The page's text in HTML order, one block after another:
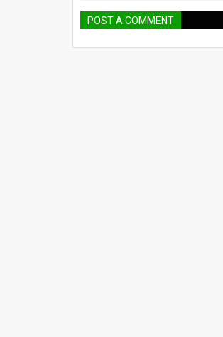
POST A COMMENT